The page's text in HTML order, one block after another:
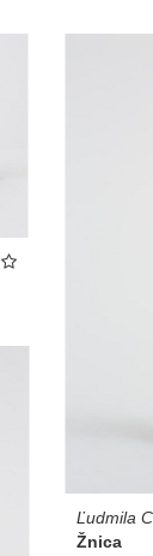
Ľudmila
Žnica